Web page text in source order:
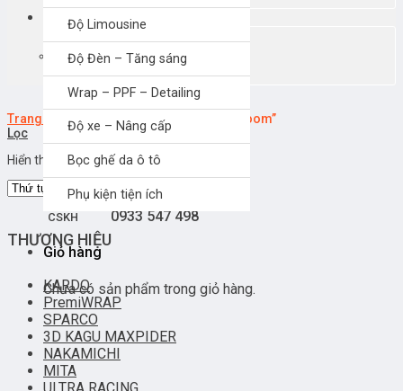
0907 330038
CSKH 0933 547 498
Giỏ hàng
Chưa có sản phẩm trong giỏ hàng.
Độ Limousine
Độ Đèn – Tăng sáng
Wrap – PPF – Detailing
Độ xe – Nâng cấp
Bọc ghế da ô tô
Phụ kiện tiện ích
Giỏ hàng
Chưa có sản phẩm trong giỏ hàng.
Trang chủ / Sản phẩm được gắn thẻ “aozoom”
Lọc
Hiển thị tất cả 2 kết quả
THƯƠNG HIỆU
KARDO
PremiWRAP
SPARCO
3D KAGU MAXPIDER
NAKAMICHI
MITA